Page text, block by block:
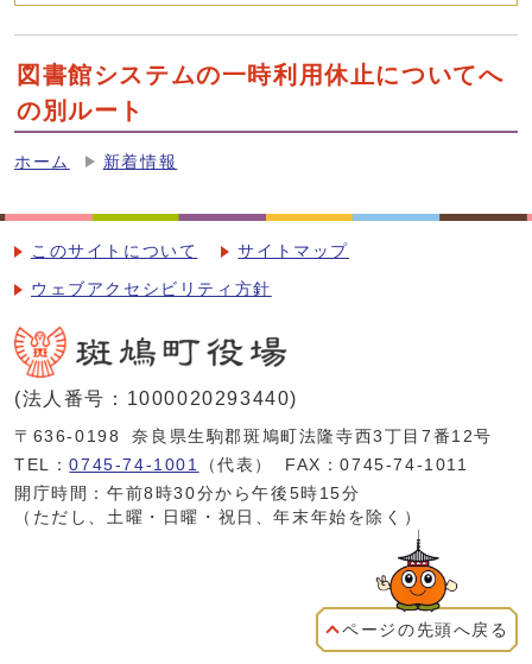
図書館システムの一時利用休止についてへ
の別ルート
ホーム 新着情報
このサイトについて サイトマップ
ウェブアクセシビリティ方針
(法人番号：1000020293440)
〒636-0198
奈良県生駒郡斑鳩町法隆寺西3丁目7番12号
TEL：0745-74-1001 （代表）
FAX：0745-74-1011
開庁時間：午前8時30分から午後5時15分
（ただし、土曜・日曜・祝日、年末年始を除く）
ページの先頭へ戻る